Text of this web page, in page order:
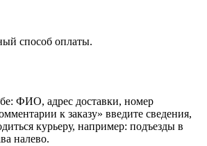
способ оплаты.
ФИО, адрес доставки, номер
к заказу» введите сведения,
курьеру, например: подъезды в
налево.